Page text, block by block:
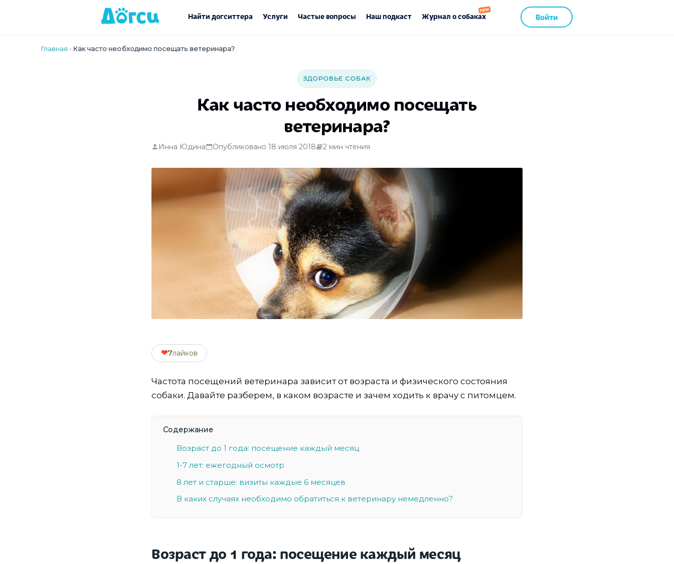
Найти догситтера Услуги Частые вопросы Наш подкаст Журнал о собаках Войти
Главная › Как часто необходимо посещать ветеринара?
ЗДОРОВЬЕ СОБАК
Как часто необходимо посещать
ветеринара?
Инна Юдина Опубликовано 18 июля 2018 2 мин чтения
❤7лайков
Частота посещений ветеринара зависит от возраста и физического состояния
собаки. Давайте разберем, в каком возрасте и зачем ходить к врачу с питомцем.
Содержание
Возраст до 1 года: посещение каждый месяц
1-7 лет: ежегодный осмотр
8 лет и старше: визиты каждые 6 месяцев
В каких случаях необходимо обратиться к ветеринару немедленно?
Возраст до 1 года: посещение каждый месяц